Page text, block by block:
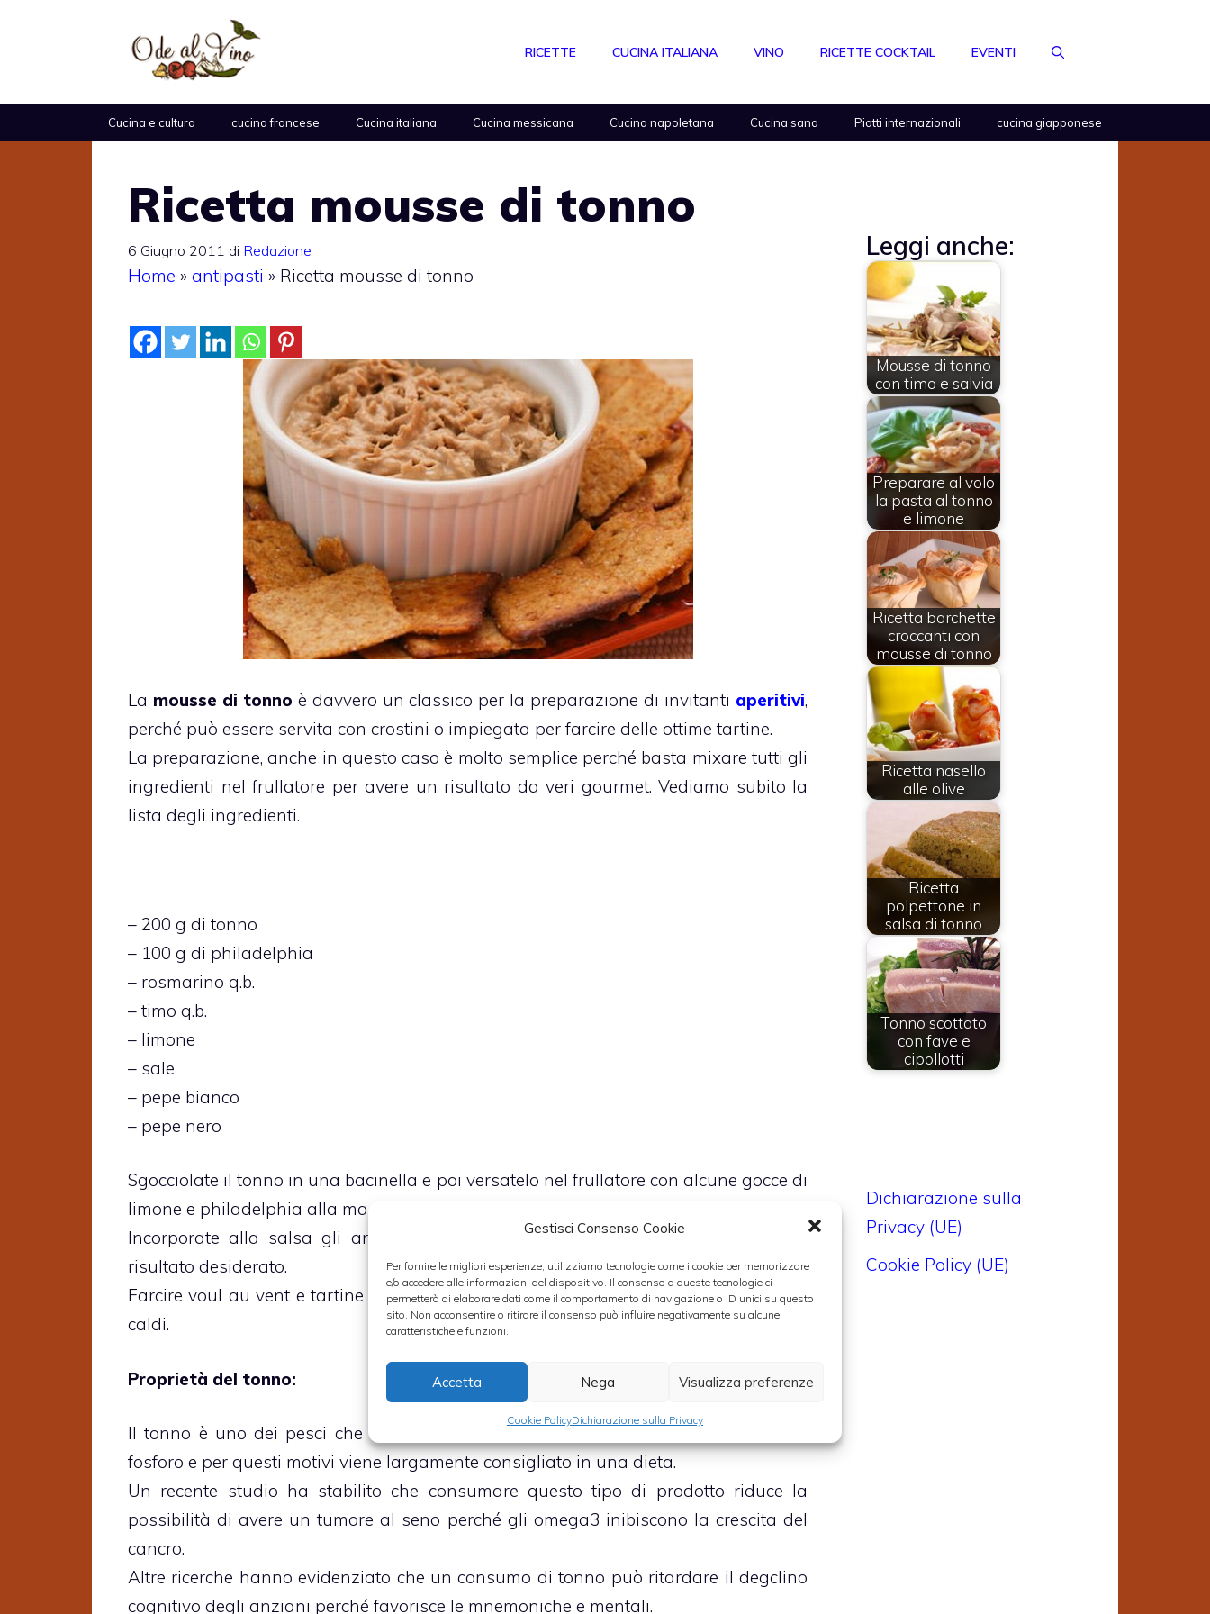
Gestisci Consenso Cookie
Per fornire le migliori esperienze, utilizziamo tecnologie come i cookie per memorizzare
e/o accedere alle informazioni del dispositivo. Il consenso a queste tecnologie ci
permetterà di elaborare dati come il comportamento di navigazione o ID unici su questo
sito. Non acconsentire o ritirare il consenso può influire negativamente su alcune
caratteristiche e funzioni.
Accetta Nega Visualizza preferenze
Cookie PolicyDichiarazione sulla Privacy
RICETTE CUCINA ITALIANA VINO RICETTE COCKTAIL EVENTI
Cucina e cultura cucina francese Cucina italiana Cucina messicana Cucina napoletana Cucina sana Piatti internazionali cucina giapponese
Ricetta mousse di tonno
6 Giugno 2011 di Redazione
Home » antipasti » Ricetta mousse di tonno
La mousse di tonno è davvero un classico per la preparazione di invitanti aperitivi,
perché può essere servita con crostini o impiegata per farcire delle ottime tartine.
La preparazione, anche in questo caso è molto semplice perché basta mixare tutti gli
ingredienti nel frullatore per avere un risultato da veri gourmet. Vediamo subito la
lista degli ingredienti.
– 200 g di tonno
– 100 g di philadelphia
– rosmarino q.b.
– timo q.b.
– limone
– sale
– pepe bianco
– pepe nero
Sgocciolate il tonno in una bacinella e poi versatelo nel frullatore con alcune gocce di
limone e philadelphia alla massima velocità.
Incorporate alla salsa gli aromi e aggiustate di sale e pepe fino ad ottenere il
risultato desiderato.
Farcire voul au vent e tartine oppure spalmate questa mousse di tonno sui crostini
caldi.
Proprietà del tonno:
Il tonno è uno dei pesci che vanta una maggior quantità di proteine, Omega 3 e
fosforo e per questi motivi viene largamente consigliato in una dieta.
Un recente studio ha stabilito che consumare questo tipo di prodotto riduce la
possibilità di avere un tumore al seno perché gli omega3 inibiscono la crescita del
cancro.
Altre ricerche hanno evidenziato che un consumo di tonno può ritardare il degclino
cognitivo degli anziani perché favorisce le mnemoniche e mentali.
Leggi anche:
Mousse di tonno
con timo e salvia
Preparare al volo
la pasta al tonno
e limone
Ricetta barchette
croccanti con
mousse di tonno
Ricetta nasello
alle olive
Ricetta
polpettone in
salsa di tonno
Tonno scottato
con fave e
cipollotti
Dichiarazione sulla
Privacy (UE)
Cookie Policy (UE)